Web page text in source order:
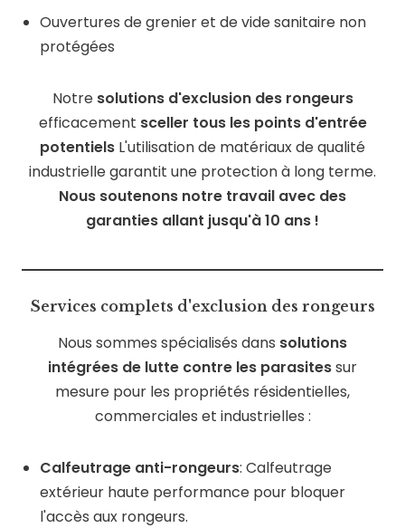
Ouvertures de grenier et de vide sanitaire non
protégées
Notre solutions d'exclusion des rongeurs
efficacement sceller tous les points d'entrée
potentiels L'utilisation de matériaux de qualité
industrielle garantit une protection à long terme.
Nous soutenons notre travail avec des
garanties allant jusqu'à 10 ans !
Services complets d'exclusion des rongeurs
Nous sommes spécialisés dans solutions
intégrées de lutte contre les parasitessur
mesure pour les propriétés résidentielles,
commerciales et industrielles :
Calfeutrage anti-rongeurs: Calfeutrage
extérieur haute performance pour bloquer
l'accès aux rongeurs.